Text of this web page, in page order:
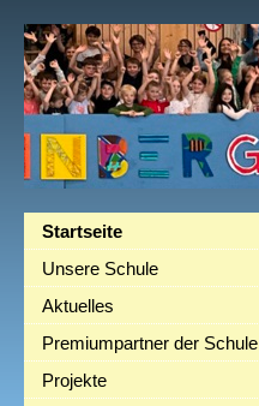
Startseite
Unsere Schule
Aktuelles
Premiumpartner der Schule
Projekte